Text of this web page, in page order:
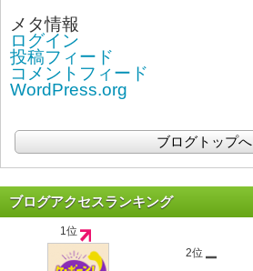
メタ情報
ログイン
投稿フィード
コメントフィード
WordPress.org
ブログトップへ
ブログアクセスランキング
1位
2位